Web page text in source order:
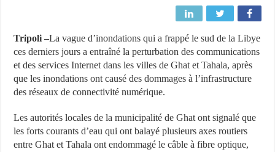
Tripoli –La vague d’inondations qui a frappé le sud de la Libye
ces derniers jours a entraîné la perturbation des communications
et des services Internet dans les villes de Ghat et Tahala, après
que les inondations ont causé des dommages à l’infrastructure
des réseaux de connectivité numérique.
Les autorités locales de la municipalité de Ghat ont signalé que
les forts courants d’eau qui ont balayé plusieurs axes routiers
entre Ghat et Tahala ont endommagé le câble à fibre optique,